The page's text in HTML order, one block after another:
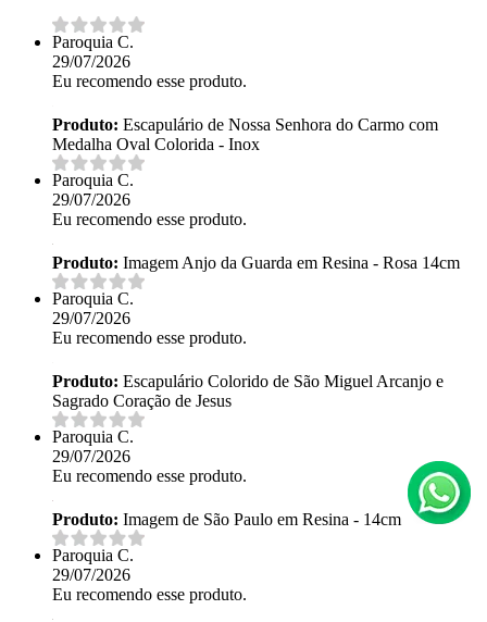
Paroquia C.
29/07/2026
Eu recomendo esse produto.
Produto: Escapulário de Nossa Senhora do Carmo com
Medalha Oval Colorida - Inox
Paroquia C.
29/07/2026
Eu recomendo esse produto.
Produto: Imagem Anjo da Guarda em Resina - Rosa 14cm
Paroquia C.
29/07/2026
Eu recomendo esse produto.
Produto: Escapulário Colorido de São Miguel Arcanjo e
Sagrado Coração de Jesus
Paroquia C.
29/07/2026
Eu recomendo esse produto.
Produto: Imagem de São Paulo em Resina - 14cm
Paroquia C.
29/07/2026
Eu recomendo esse produto.